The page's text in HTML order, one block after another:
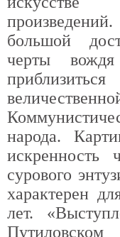
большой
черты
народа.
искренность
сурового
характерен
лет.